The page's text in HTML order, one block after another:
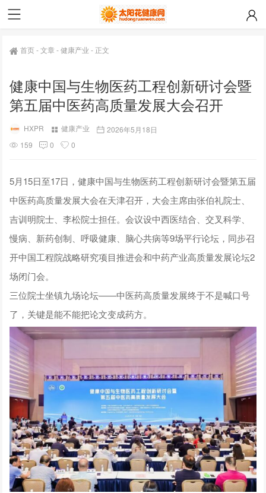
首页-文章-健康产业 - 正文
健康中国与生物医药工程创新研讨会暨
第五届中医药高质量发展大会召开
HXPR 健康产业
2026年5月18日
159
0 0
5月15日至17日，健康中国与生物医药工程创新研讨会暨第五届
中医药高质量发展大会在天津召开，大会主席由张伯礼院士、
吉训明院士、李松院士担任。会议设中西医结合、交叉科学、
慢病、新药创制、呼吸健康、脑心共病等9场平行论坛，同步召
开中国工程院战略研究项目推进会和中药产业高质量发展论坛2
场闭门会。
三位院士坐镇九场论坛——中医药高质量发展终于不是喊口号
了，关键是能不能把论文变成药方。